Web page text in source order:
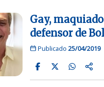
Gay,
defensor de
Publicado 25/04/2019